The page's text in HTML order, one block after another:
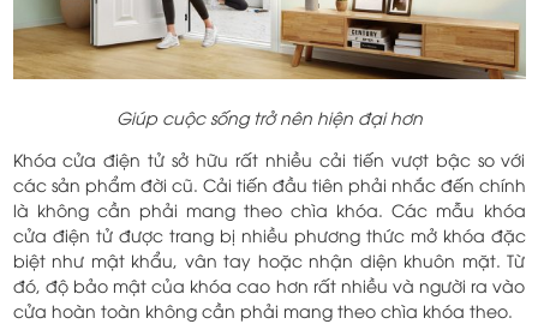
Giúp cuộc sống trở nên hiện đại hơn
Khóa cửa điện tử sở hữu rất nhiều cải tiến vượt bậc so với
các sản phẩm đời cũ. Cải tiến đầu tiên phải nhắc đến chính
là không cần phải mang theo chìa khóa. Các mẫu khóa
cửa điện tử được trang bị nhiều phương thức mở khóa đặc
biệt như mật khẩu, vân tay hoặc nhận diện khuôn mặt. Từ
đó, độ bảo mật của khóa cao hơn rất nhiều và người ra vào
cửa hoàn toàn không cần phải mang theo chìa khóa theo.